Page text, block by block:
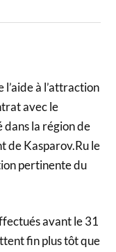
à l’attraction
avec le
dans la région de
de Kasparov.Ru le
pertinente du
avant le 31
fin plus tôt que